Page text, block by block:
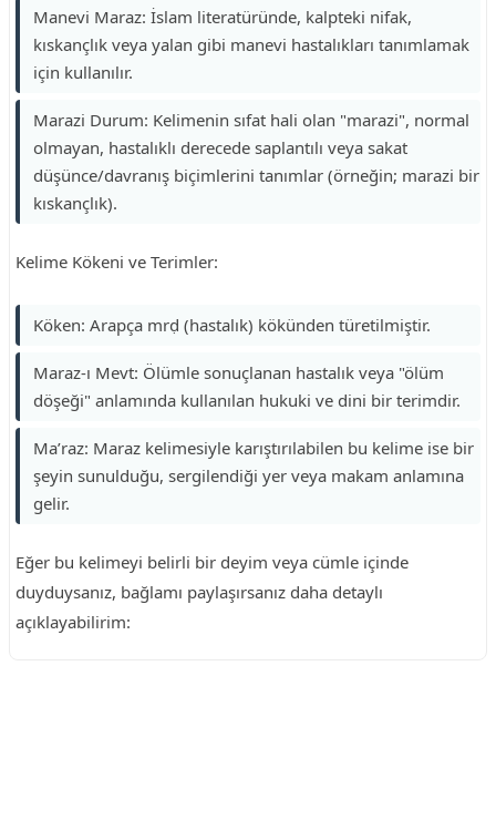
Manevi Maraz: İslam literatüründe, kalpteki nifak,
kıskançlık veya yalan gibi manevi hastalıkları tanımlamak
için kullanılır.
Marazi Durum: Kelimenin sıfat hali olan "marazi", normal
olmayan, hastalıklı derecede saplantılı veya sakat
düşünce/davranış biçimlerini tanımlar (örneğin; marazi bir
kıskançlık).
Kelime Kökeni ve Terimler:
Köken: Arapça mrḍ (hastalık) kökünden türetilmiştir.
Maraz-ı Mevt: Ölümle sonuçlanan hastalık veya "ölüm
döşeği" anlamında kullanılan hukuki ve dini bir terimdir.
Ma’raz: Maraz kelimesiyle karıştırılabilen bu kelime ise bir
şeyin sunulduğu, sergilendiği yer veya makam anlamına
gelir.
Eğer bu kelimeyi belirli bir deyim veya cümle içinde
duyduysanız, bağlamı paylaşırsanız daha detaylı
açıklayabilirim: